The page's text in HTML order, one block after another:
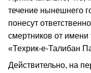
течение нынешнего
понесут
смертников от имени
«Техрик-е-Талибан
Действительно, на